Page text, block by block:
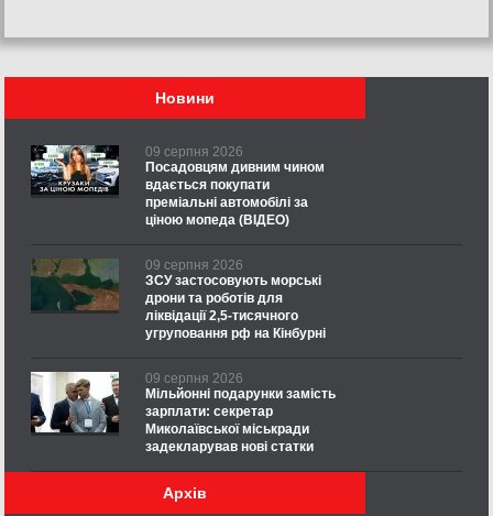
Новини
09 серпня 2026
Посадовцям дивним чином
вдається покупати
преміальні автомобілі за
ціною мопеда (ВІДЕО)
09 серпня 2026
ЗСУ застосовують морські
дрони та роботів для
ліквідації 2,5-тисячного
угруповання рф на Кінбурні
09 серпня 2026
Мільйонні подарунки замість
зарплати: секретар
Миколаївської міськради
задекларував нові статки
Архів